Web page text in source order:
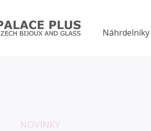
Náhrdelníky
NOVINKY